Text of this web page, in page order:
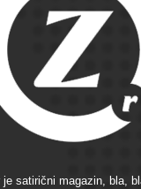
je satirični magazin, bla,